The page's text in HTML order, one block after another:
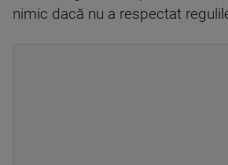
nimic dacă nu a respectat